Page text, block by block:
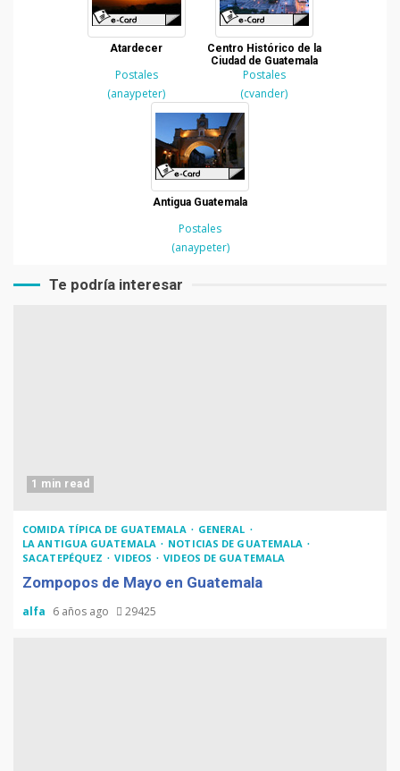
Atardecer
Postales
(anaypeter)
Centro Histórico de la
Ciudad de Guatemala
Postales
(cvander)
Antigua Guatemala
Postales
(anaypeter)
Te podría interesar
1 min read
COMIDA TÍPICA DE GUATEMALA
GENERAL
LA ANTIGUA GUATEMALA
NOTICIAS DE GUATEMALA
SACATEPÉQUEZ
VIDEOS VIDEOS DE GUATEMALA
Zompopos de Mayo en Guatemala
alfa 6 años ago 29425